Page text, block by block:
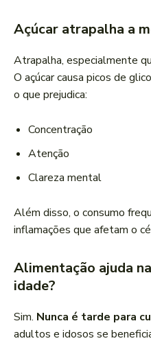
Açúcar atrapalha a
Atrapalha, especialmente
O açúcar causa picos de
o que prejudica:
Concentração
Atenção
Clareza mental
Além disso, o consumo
inflamações que afetam o
Alimentação ajuda
idade?
Sim. Nunca é tarde para
adultos e idosos se